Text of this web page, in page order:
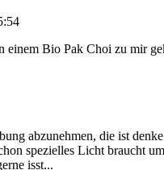
einem Bio Pak Choi zu mir
abzunehmen, die ist
spezielles Licht braucht
isst...